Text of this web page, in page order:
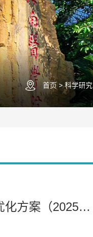
首页>科学研究
关于印发《海南医科大学护理学科科研团队建设与优化方案（2025年试行版）》的通知